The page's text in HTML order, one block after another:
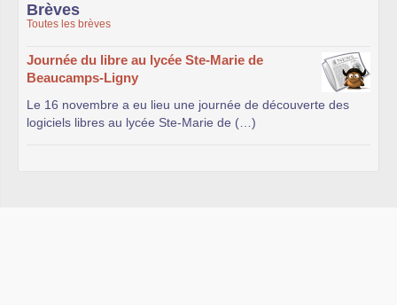
Brèves
Toutes les brèves
Journée du libre au lycée Ste-Marie de
Beaucamps-Ligny
Le 16 novembre a eu lieu une journée de découverte des
logiciels libres au lycée Ste-Marie de (…)